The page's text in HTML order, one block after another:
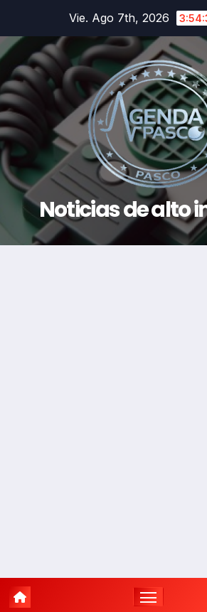
contenido
Vie. Ago 7th, 2026
Noticias de alto